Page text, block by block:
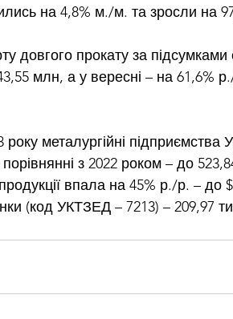
на 4,8% м./м. та зросли на
довгого прокату за
млн, а у вересні – на 61,6%
року металургійні підприємства
з 2022 роком – до
продукції впала на 45% р./р. –
(код УКТЗЕД – 7213) – 209,97